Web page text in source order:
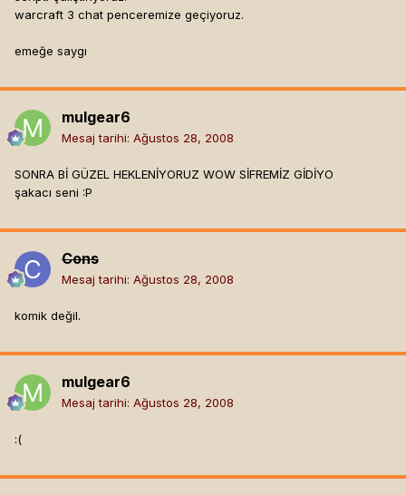
warcraft 3 chat penceremize geçiyoruz.
emeğe saygı
mulgear6
Mesaj tarihi: Ağustos 28, 2008
SONRA Bİ GÜZEL HEKLENİYORUZ WOW SİFREMİZ GİDİYO
şakacı seni :P
Cons
Mesaj tarihi: Ağustos 28, 2008
komik değil.
mulgear6
Mesaj tarihi: Ağustos 28, 2008
:(